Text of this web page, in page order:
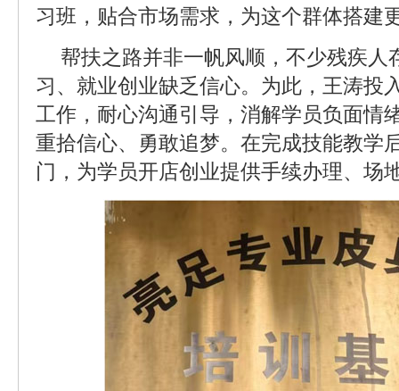
习班，贴合市场需求，为这个群体搭建
帮扶之路并非一帆风顺，不少残疾人
习、就业创业缺乏信心。为此，王涛投
工作，耐心沟通引导，消解学员负面情
重拾信心、勇敢追梦。在完成技能教学
门，为学员开店创业提供手续办理、场